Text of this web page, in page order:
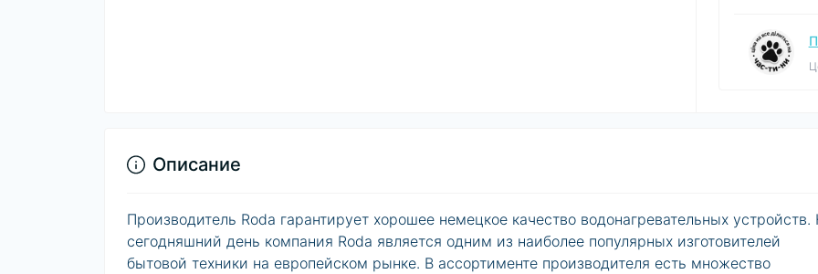
Описание
Производитель Roda гарантирует хорошее немецкое качество водонагревательных устройств.
сегодняшний день компания Roda является одним из наиболее популярных изготовителей
бытовой техники на европейском рынке. В ассортименте производителя есть множество